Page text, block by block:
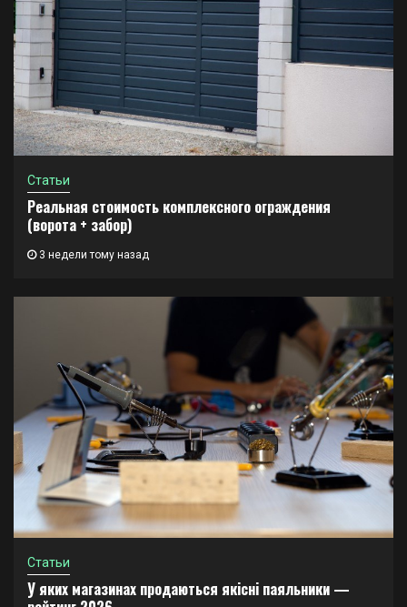
Статьи
Реальная стоимость комплексного ограждения
(ворота + забор)
3 недели тому назад
Статьи
У яких магазинах продаються якісні паяльники —